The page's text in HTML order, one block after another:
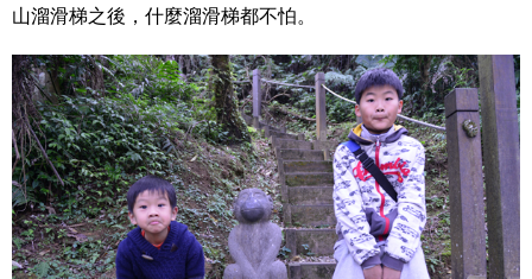
山溜滑梯之後，什麼溜滑梯都不怕。